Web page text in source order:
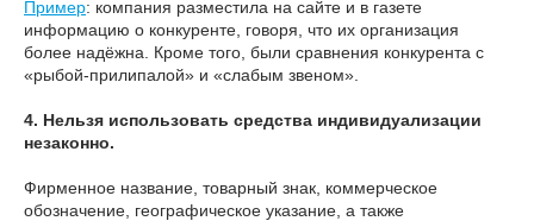
Пример: компания разместила на сайте и в газете
информацию о конкуренте, говоря, что их организация
более надёжна. Кроме того, были сравнения конкурента с
«рыбой-прилипалой» и «слабым звеном».
4. Нельзя использовать средства индивидуализации
незаконно.
Фирменное название, товарный знак, коммерческое
обозначение, географическое указание, а также